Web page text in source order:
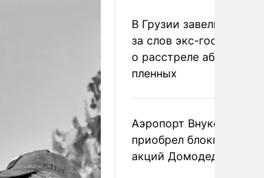
В Грузии завели дело
за слов экс-
о расстреле абхазских
пленных
Аэропорт Внуково
приобрел блокпакет
акций Домодедово